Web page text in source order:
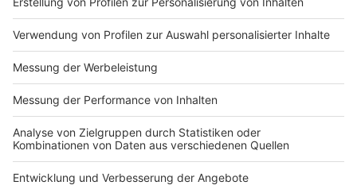
Auf welche Regeln muss ich beim American
Football achten?
Anzeige
Wer nur ganz selten American Football schaut, wird
nicht jede Regel oder Entscheidung verstehen können.
Deshalb haben wir hier für Euch ein Anfänger-
Regelwerk zusammengestellt.